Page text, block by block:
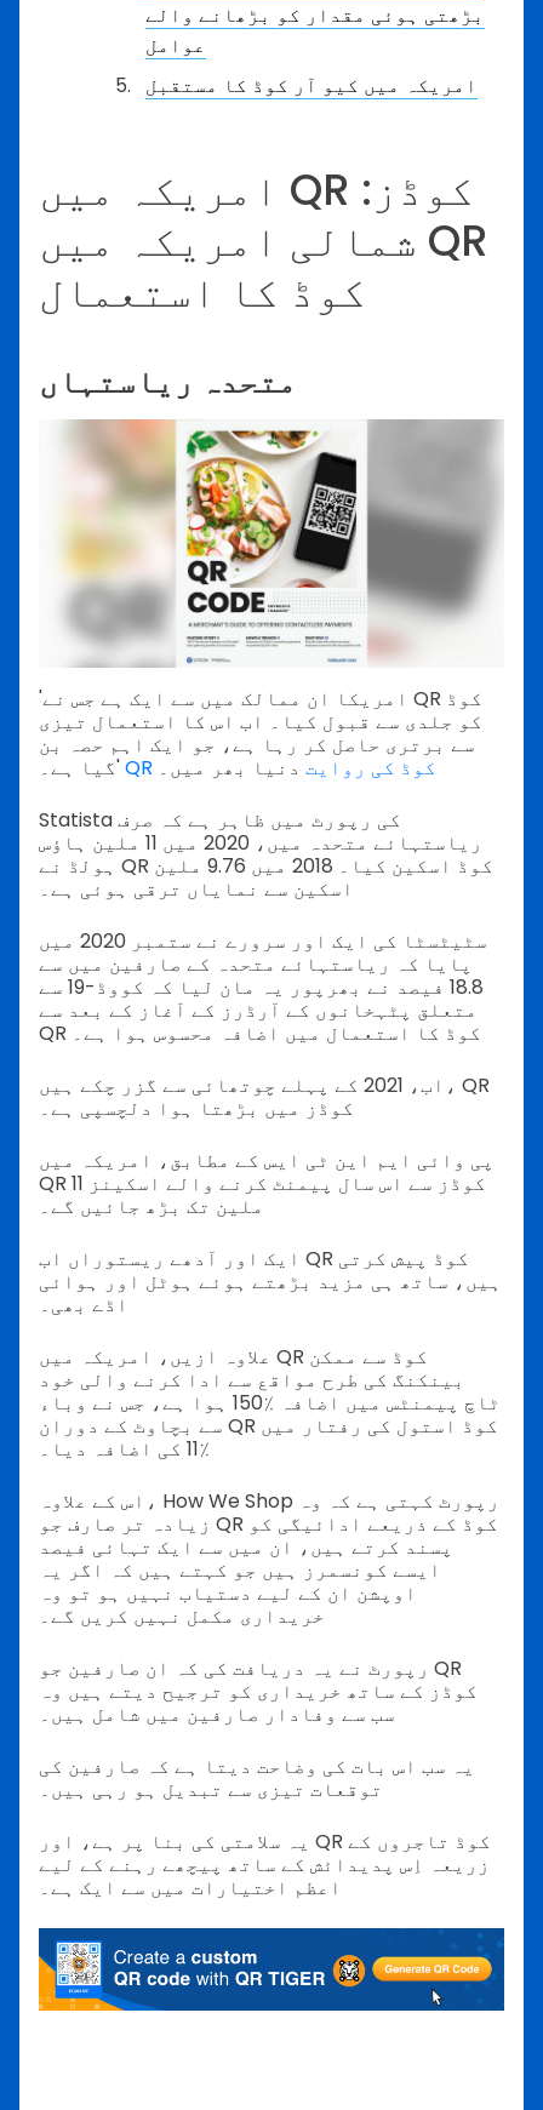
بڑھتی ہوئی مقدار کو بڑھانے والے
عوامل
امریکہ میں کیو آر کوڈ کا مستقبل
امریکہ میں QR کوڈز:
شمالی امریکہ میں QR
کوڈ کا استعمال
متحدہ ریاستہاں
'امریکا ان ممالک میں سے ایک ہے جس نے QR کوڈ
کو جلدی سے قبول کیا۔ اب اس کا استعمال تیزی
سے برتری حاصل کر رہا ہے، جو ایک اہم حصہ بن
گیا ہے۔'
QR کوڈ کی روایت دنیا بھر میں۔
Statista کی رپورٹ میں ظاہر ہے کہ صرف
ریاستہائے متحدہ میں، 2020 میں 11 ملین ہاؤس
ہولڈ نے QR کوڈ اسکین کیا۔ 2018 میں 9.76 ملین
اسکین سے نمایاں ترقی ہوئی ہے۔
سٹیٹسٹا کی ایک اور سرورے نے ستمبر 2020 میں
پایا کہ ریاستہائے متحدہ کے صارفین میں سے
18.8 فیصد نے بھرپور یہ مان لیا کہ کووڈ-19 سے
متعلق پٹہخانوں کے آرڈرز کے آغاز کے بعد سے
QR کوڈ کا استعمال میں اضافہ محسوس ہوا ہے۔
اب، 2021 کے پہلے چوتھائی سے گزر چکے ہیں، QR
کوڈز میں بڑھتا ہوا دلچسپی ہے۔
پی وائی ایم این ٹی ایس کے مطابق، امریکہ میں
QR کوڈز سے اس سال پیمنٹ کرنے والے اسکینز 11
ملین تک بڑھ جائیں گے۔
ایک اور آدھے ریستوراں اب QR کوڈ پیش کرتی
ہیں، ساتھ ہی مزید بڑھتے ہوئے ہوٹل اور ہوائی
اڈے بھی۔
علاوہ ازیں، امریکہ میں QR کوڈ سے ممکن
بینکنگ کی طرح مواقع سے ادا کرنے والی خود
ٹاچ پیمنٹس میں اضافہ ٪150 ہوا ہے، جس نے وباء
سے بچاوٹ کے دوران QR کوڈ استول کی رفتار میں
٪11 کی اضافہ دیا۔
اس کے علاوہ، How We Shop رپورٹ کہتی ہے کہ وہ
زیادہ تر صارف جو QR کوڈ کے ذریعے ادائیگی کو
پسند کرتے ہیں، ان میں سے ایک تہائی فیصد
ایسے کونسمرز ہیں جو کہتے ہیں کہ اگر یہ
اوپشن ان کے لیے دستیاب نہیں ہو تو وہ
خریداری مکمل نہیں کریں گے۔
رپورٹ نے یہ دریافت کی کہ ان صارفین جو QR
کوڈز کے ساتھ خریداری کو ترجیح دیتے ہیں وہ
سب سے وفادار صارفین میں شامل ہیں۔
یہ سب اس بات کی وضاحت دیتا ہے کہ صارفین کی
توقعات تیزی سے تبدیل ہو رہی ہیں۔
یہ سلامتی کی بنا پر ہے، اور QR کوڈ تاجروں کے
زریعہ اِس پدیدائش کے ساتھ پیچھے رہنے کے لیے
اعظم اختیارات میں سے ایک ہے۔